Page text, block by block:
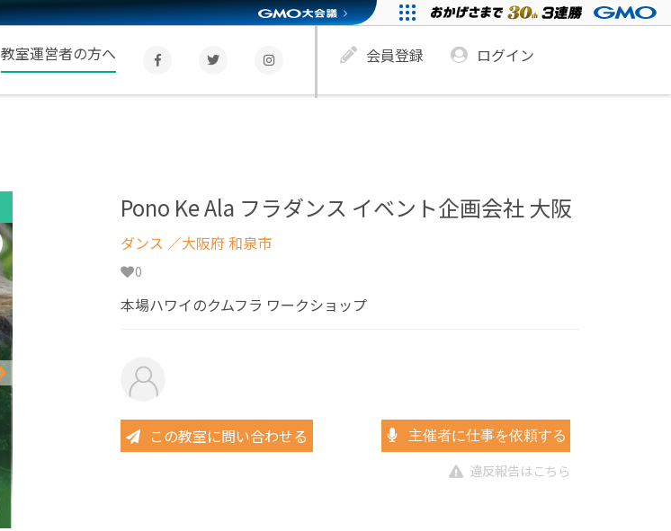
教室運営者の方へ 会員登録 ログイン
Pono Ke Ala フラダンス イベント企画会社 大阪
ダンス ／大阪府 和泉市
0
本場ハワイのクムフラ ワークショップ
この教室に問い合わせる 主催者に仕事を依頼する
違反報告はこちら